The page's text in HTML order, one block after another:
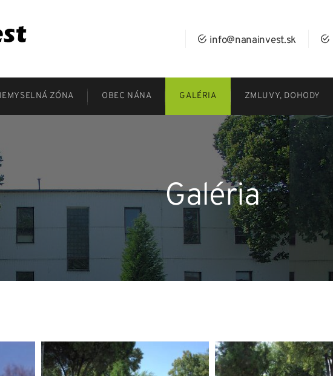
info@nanainvest.sk
ZÓNA OBEC NÁNA GALÉRIA ZMLUVY, DOHODY
Galéria